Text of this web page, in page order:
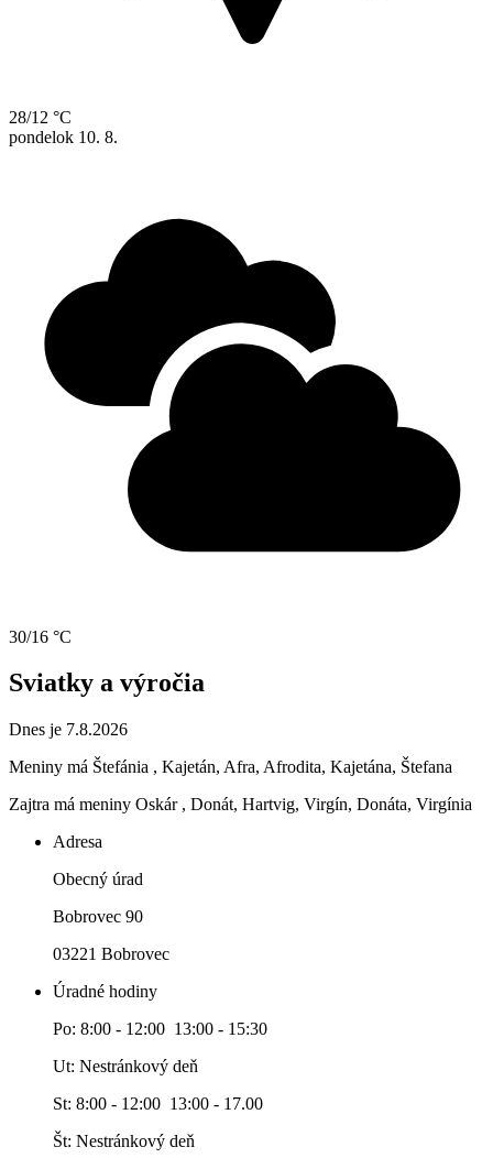
28/12 °C
pondelok 10. 8.
30/16 °C
Sviatky a výročia
Dnes je 7.8.2026
Meniny má Štefánia , Kajetán, Afra, Afrodita, Kajetána, Štefana
Zajtra má meniny Oskár , Donát, Hartvig, Virgín, Donáta, Virgínia
Adresa
Obecný úrad
Bobrovec 90
03221 Bobrovec
Úradné hodiny
Po: 8:00 - 12:00 13:00 - 15:30
Ut: Nestránkový deň
St: 8:00 - 12:00 13:00 - 17.00
Št: Nestránkový deň